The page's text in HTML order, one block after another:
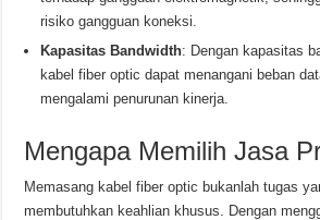
risiko gangguan koneksi.
Kapasitas Bandwidth: Dengan kapasitas
kabel fiber optic dapat menangani beban
mengalami penurunan kinerja.
Mengapa Memilih Jasa
Memasang kabel fiber optic bukanlah tugas
membutuhkan keahlian khusus. Dengan